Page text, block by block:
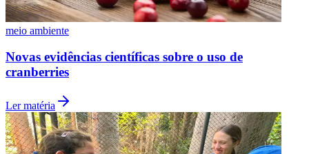
meio ambiente
Novas evidências científicas sobre o uso de
cranberries
Ler matéria